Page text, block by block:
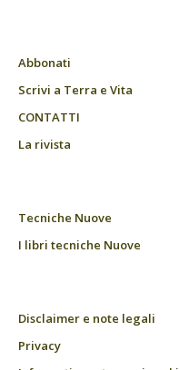
Abbonati
Scrivi a Terra e Vita
CONTATTI
La rivista
Tecniche Nuove
I libri tecniche Nuove
Disclaimer e note legali
Privacy